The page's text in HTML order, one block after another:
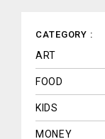
CATEGORY :
ART
FOOD
KIDS
MONEY